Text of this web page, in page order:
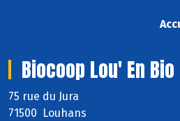
Biocoop Lou' En Bio
75 rue du Jura
71500 Louhans